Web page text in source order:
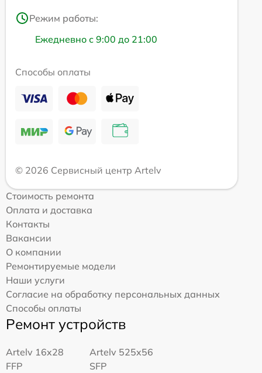
Режим работы:
Ежедневно с 9:00 до 21:00
Способы оплаты
© 2026 Сервисный центр Artelv
Стоимость ремонта
Оплата и доставка
Контакты
Вакансии
О компании
Ремонтируемые модели
Наши услуги
Согласие на обработку персональных данных
Способы оплаты
Ремонт устройств
Artelv 16x28
FFP
Artelv 525x56
SFP